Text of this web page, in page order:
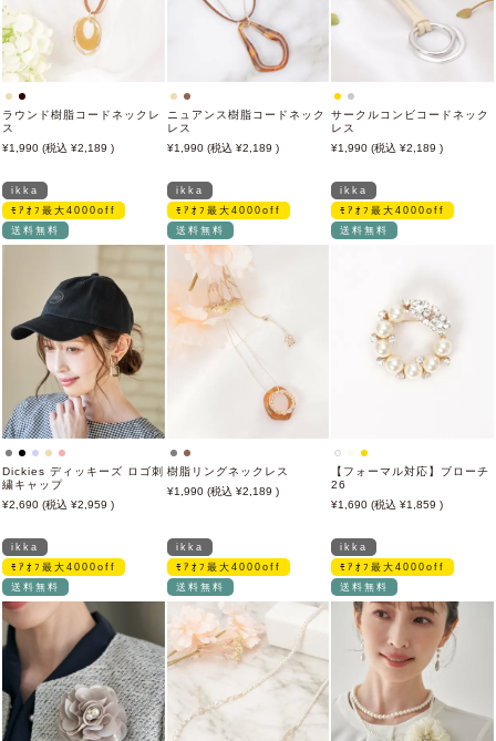
ラウンド樹脂コードネックレ
ス
1,990
2,189
ニュアンス樹脂コードネック
レス
1,990
2,189
サークルコンビコードネック
レス
1,990
2,189
ikka
ﾓｱｵﾌ最大4000off
送料無料
Dickies ディッキーズ ロゴ刺
繍キャップ
2,690
2,959
ikka
ﾓｱｵﾌ最大4000off
送料無料
樹脂リングネックレス
1,990
2,189
ikka
ﾓｱｵﾌ最大4000off
送料無料
【フォーマル対応】ブローチ
26
1,690
1,859
ikka
ﾓｱｵﾌ最大4000off
送料無料
ikka
ﾓｱｵﾌ最大4000off
送料無料
ikka
ﾓｱｵﾌ最大4000off
送料無料